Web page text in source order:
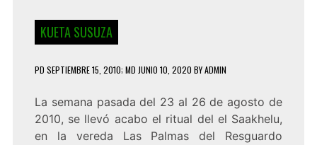
KUETA SUSUZA
PD SEPTIEMBRE 15, 2010; MD JUNIO 10, 2020 BYADMIN
La semana pasada del 23 al 26 de agosto de
2010, se llevó acabo el ritual del el Saakhelu,
en la vereda Las Palmas del Resguardo